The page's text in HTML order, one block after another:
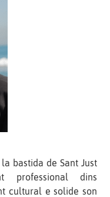
bastida de Sant Just
professional dins
cultural e solide son